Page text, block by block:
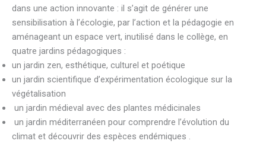
dans une action innovante : il s’agit de générer une
sensibilisation à l’écologie, par l’action et la pédagogie en
aménageant un espace vert, inutilisé dans le collège, en
quatre jardins pédagogiques :
un jardin zen, esthétique, culturel et poétique
un jardin scientifique d’expérimentation écologique sur la
végétalisation
un jardin médieval avec des plantes médicinales
un jardin méditerranéen pour comprendre l’évolution du
climat et découvrir des espèces endémiques .